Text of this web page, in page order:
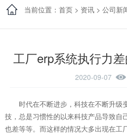
当前位置：首页 > 资讯 >公司新
工厂erp系统执行力
2020-09-07
时代在不断进步，科技在不断升级
技，总是习惯性的以来科技产品导致自
也差等等。而这样的情况大多出现在工